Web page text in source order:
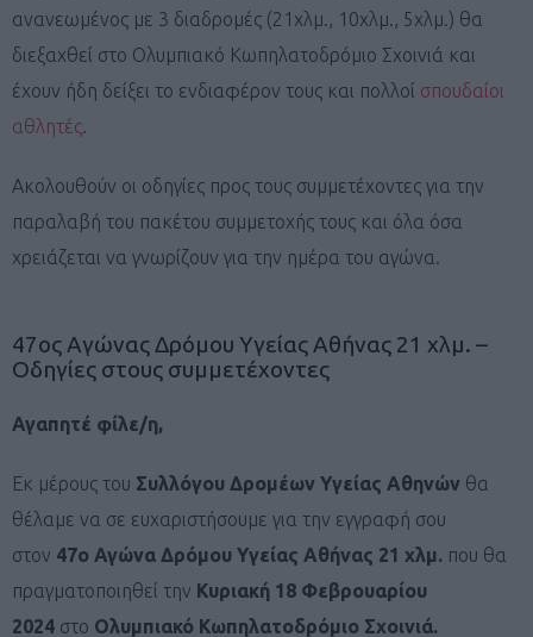
ανανεωμένος με 3 διαδρομές (21χλμ., 10χλμ., 5χλμ.) θα
διεξαχθεί στο Ολυμπιακό Κωπηλατοδρόμιο Σχοινιά και
έχουν ήδη δείξει το ενδιαφέρον τους και πολλοί σπουδαίοι
αθλητές.
Ακολουθούν οι οδηγίες προς τους συμμετέχοντες για την
παραλαβή του πακέτου συμμετοχής τους και όλα όσα
χρειάζεται να γνωρίζουν για την ημέρα του αγώνα.
47ος Αγώνας Δρόμου Υγείας Αθήνας 21 χλμ. –
Oδηγίες στους συμμετέχοντες
Αγαπητέ φίλε/η,
Εκ μέρους του Συλλόγου Δρομέων Υγείας Αθηνών θα
θέλαμε να σε ευχαριστήσουμε για την εγγραφή σου
στον 47ο Αγώνα Δρόμου Υγείας Αθήνας 21 χλμ. που θα
πραγματοποιηθεί την Κυριακή 18 Φεβρουαρίου
2024 στο Ολυμπιακό Κωπηλατοδρόμιο Σχοινιά.